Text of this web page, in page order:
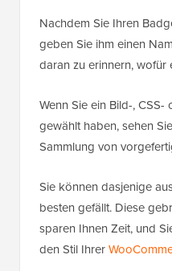
Nachdem Sie Ihren
geben Sie ihm einen
daran zu erinnern, wofür
Wenn Sie ein Bild-,
gewählt haben, sehen
Sammlung von
Sie können dasjenige
besten gefällt. Diese
sparen Ihnen Zeit, und
den Stil Ihrer